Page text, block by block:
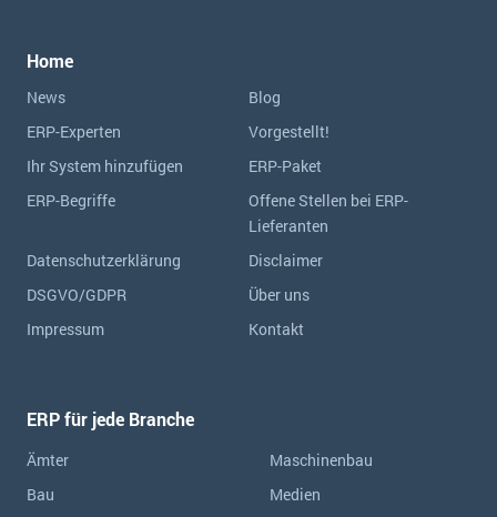
Home
News
Blog
ERP-Experten
Vorgestellt!
Ihr System hinzufügen
ERP-Paket
ERP-Begriffe
Offene Stellen bei ERP-
Lieferanten
Datenschutzerklärung
Disclaimer
DSGVO/GDPR
Über uns
Impressum
Kontakt
ERP für jede Branche
Ämter
Bau
Maschinenbau
Medien